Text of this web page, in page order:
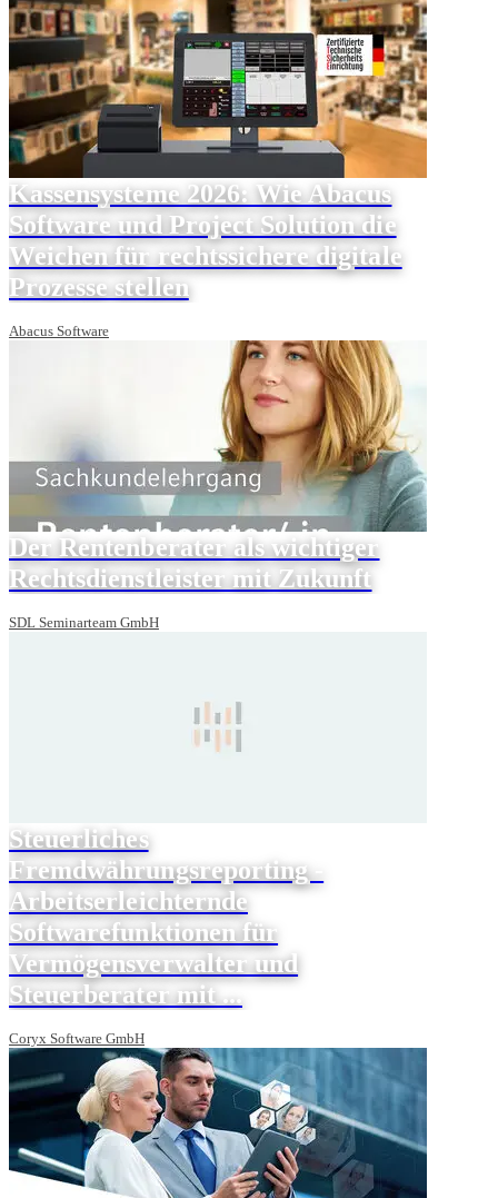
Kassensysteme 2026: Wie Abacus
Software und Project Solution die
Weichen für rechtssichere digitale
Prozesse stellen
Abacus Software
Der Rentenberater als wichtiger
Rechtsdienstleister mit Zukunft
SDL Seminarteam GmbH
Steuerliches
Fremdwährungsreporting -
Arbeitserleichternde
Softwarefunktionen für
Vermögensverwalter und
Steuerberater mit ...
Coryx Software GmbH